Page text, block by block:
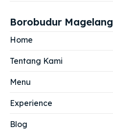
Borobudur Magelang
Home
Tentang Kami
Menu
Experience
Blog